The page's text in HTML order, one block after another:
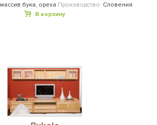
массив бука, ореха Производство: Словения
В корзину